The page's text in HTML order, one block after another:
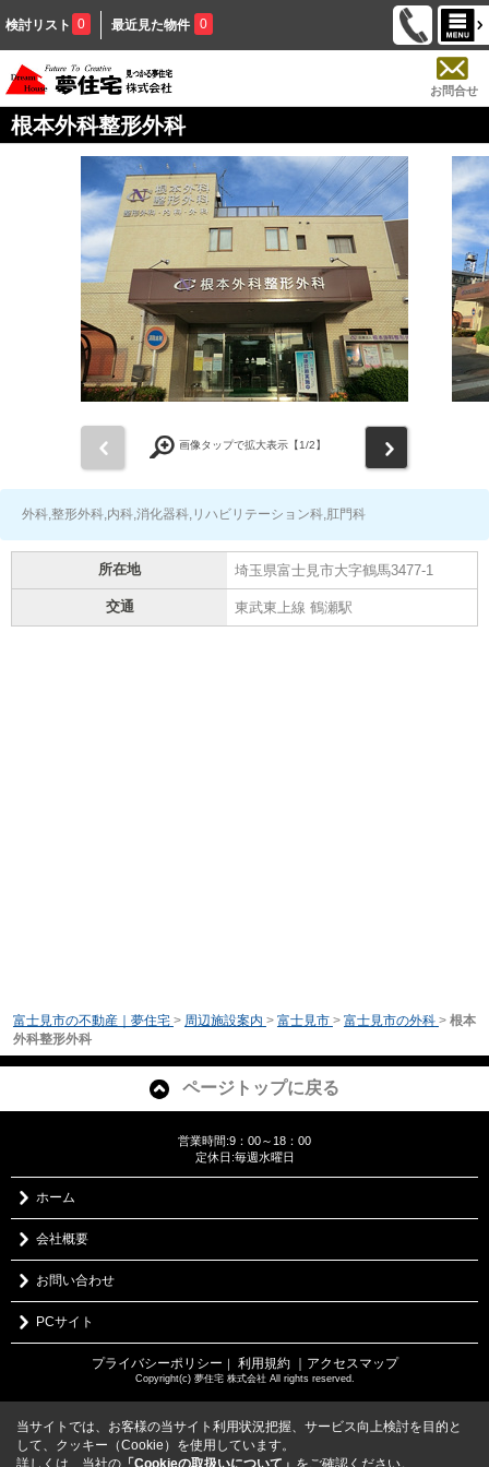
検討リスト 0 最近見た物件 0
お問合せ
根本外科整形外科
画像タップで拡大表示【1/2】
外科,整形外科,内科,消化器科,リハビリテーション科,肛門科
所在地 埼玉県富士見市大字鶴馬3477-1
交通 東武東上線 鶴瀬駅
富士見市の不動産｜夢住宅 > 周辺施設案内 > 富士見市 > 富士見市の外科 > 根本
外科整形外科
ページトップに戻る
営業時間:9：00～18：00
定休日:毎週水曜日
ホーム
会社概要
お問い合わせ
PCサイト
プライバシーポリシー ｜ 利用規約 ｜アクセスマップ
Copyright(c) 夢住宅 株式会社 All rights reserved.
当サイトでは、お客様の当サイト利用状況把握、サービス向上検討を目的と
して、クッキー（Cookie）を使用しています。
詳しくは、当社の 「Cookieの取扱いについて」 をご確認ください。